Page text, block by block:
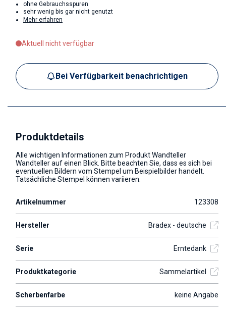
ohne Gebrauchsspuren
sehr wenig bis gar nicht genutzt
Mehr erfahren
Aktuell nicht verfügbar
Bei Verfügbarkeit benachrichtigen
Produktdetails
Alle wichtigen Informationen zum Produkt Wandteller
Wandteller auf einen Blick. Bitte beachten Sie, dass es sich bei
eventuellen Bildern vom Stempel um Beispielbilder handelt.
Tatsächliche Stempel können variieren.
Artikelnummer 123308
Hersteller Bradex - deutsche
Serie Erntedank
Produktkategorie Sammelartikel
Scherbenfarbe keine Angabe